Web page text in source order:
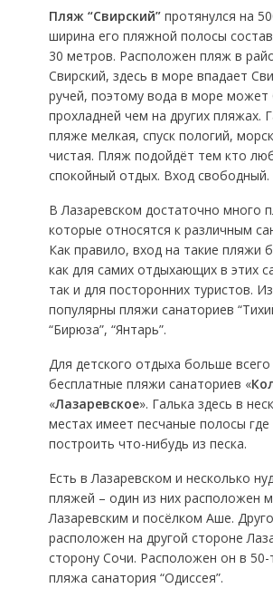
Пляж “Свирский”протянулся на
ширина его пляжной полосы
30 метров. Расположен пляж в
Свирский, здесь в море впадает
ручей, поэтому вода в море может
прохладней чем на других пляжах.
пляже мелкая, спуск пологий,
чистая. Пляж подойдёт тем кто
спокойный отдых. Вход свободный.
В Лазаревском достаточно много
которые относятся к различным
Как правило, вход на такие пляжи
как для самих отдыхающих в этих
так и для посторонних туристов.
популярны пляжи санаториев
“Бирюза”, “Янтарь”.
Для детского отдыха больше
бесплатные пляжи санаториев «
«Лазаревское». Галька здесь в
местах имеет песчаные полосы где
построить что-нибудь из песка.
Есть в Лазаревском и несколько
пляжей – один из них расположен
Лазаревским и посёлком Аше.
расположен на другой стороне
сторону Сочи. Расположен он в 50-
пляжа санатория “Одиссея”.